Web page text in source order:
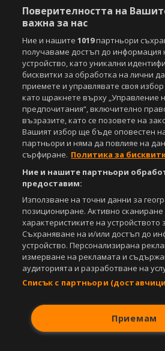
Етични правила на НСС
Лични данни
Управление на предпочитания
Съдържанието на този уеб сайт и
под закрила на Закона за авторското
Всички статии, репортажи, интервюта и
видео материали, публикувани в сайта, са
Спортал, освен ако изрично е посочено
публикуване на текстови материали само
Агенция Спортал, посочване на източника
www.sportal.bg. Използването на графични
публикувани в сайта, е строго забранено.
санкционирани с цялата строгост на
БЕЗПЛАТНОТО
Android
Powered by:
Поверителността на
важна за нас
Ние и нашите1019партньори
получаваме достъп до информация
устройство, като уникални
бисквитки за обработка на лични
приемете и управлявате своя
като щракнете върху „Управление
предпочитания“, включително
възразите, като се позовете на
Вашият избор ще бъде оповестен
партньори и няма да повлияе на
сърфиране. Политика за
Ние и нашите партньори
предоставим:
Използване на точни данни за
позициониране. Активно сканиране
характеристиките на устройството
Съхраняване на и/или достъп до
устройство. Персонализирана
измерване на рекламата и
аудиторията и разработване на
Списък с партньори
Приемам